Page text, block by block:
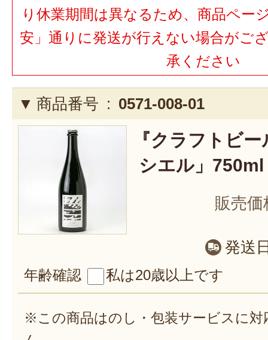
り休業期間は異なるため、商品ペー
安」通りに発送が行えない場合がご
承ください
商品番号 : 0571-008-01
『クラフトビ
シエル」750ml
販売価
発送
年齢確認 私は20歳以上です
※この商品はのし・包装サービスに対